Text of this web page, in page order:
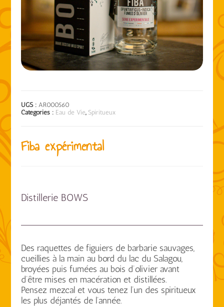
UGS : AR000560
Catégories : Eau de Vie, Spiritueux
Fiba expérimental
Distillerie BOWS
Des raquettes de figuiers de barbarie sauvages,
cueillies à la main au bord du lac du Salagou,
broyées puis fumées au bois d’olivier avant
d’être mises en macération et distillées.
Pensez mezcal et vous tenez l’un des spiritueux
les plus déjantés de l’année.